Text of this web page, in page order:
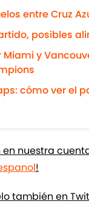
entre Cruz
posibles
y
cómo ver el
en nuestra
!
también en